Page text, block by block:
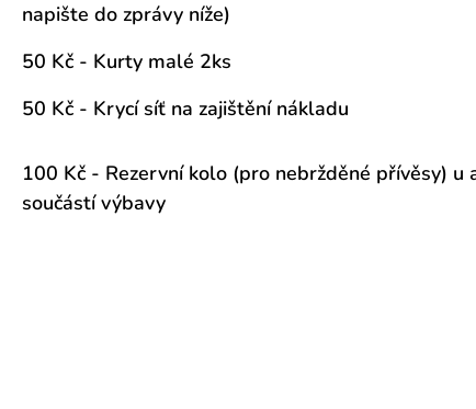
napište do zprávy níže)
50 Kč - Kurty malé 2ks
50 Kč - Krycí síť na zajištění nákladu
100 Kč - Rezervní kolo (pro nebržděné přívěsy) u
součástí výbavy